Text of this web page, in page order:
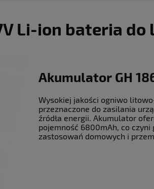
Li-ion bateria
Akumulator GH
Wysokiej jakości ogniwo
przeznaczone do zasilania
źródła energii. Akumulator
pojemność 6800mAh, co
zastosowań domowych i